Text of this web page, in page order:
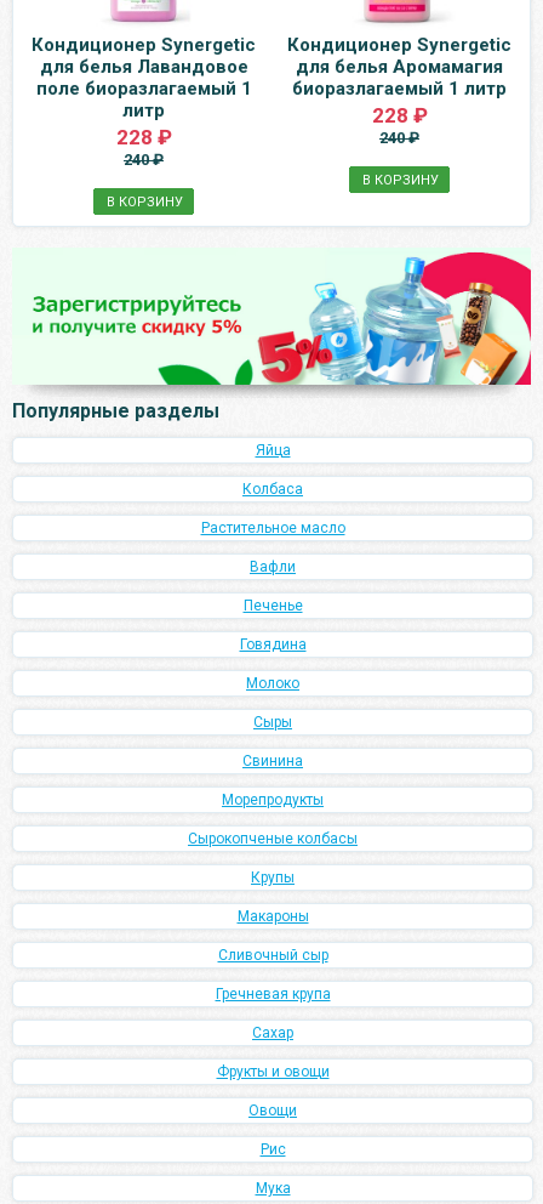
Кондиционер Synergetic
для белья Лавандовое
поле биоразлагаемый 1
литр
228 ₽
240 ₽
В КОРЗИНУ
Кондиционер Synergetic
для белья Аромамагия
биоразлагаемый 1 литр
228 ₽
240 ₽
В КОРЗИНУ
Популярные разделы
Яйца
Колбаса
Растительное масло
Вафли
Печенье
Говядина
Молоко
Сыры
Свинина
Морепродукты
Сырокопченые колбасы
Крупы
Макароны
Сливочный сыр
Гречневая крупа
Сахар
Фрукты и овощи
Овощи
Рис
Мука